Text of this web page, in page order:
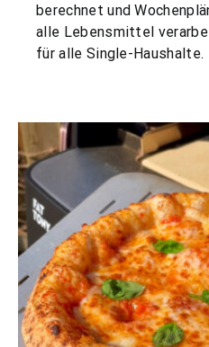
berechnet und
alle Lebensmittel
für alle Single-Haushalte.